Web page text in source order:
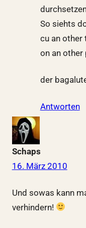
So siehts
cu an other
on an other
der
Antworten
Schaps
16. März 2010
Und sowas kann
verhindern!